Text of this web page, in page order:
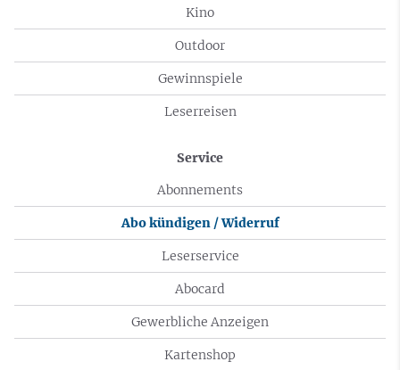
Kino
Outdoor
Gewinnspiele
Leserreisen
Service
Abonnements
Abo kündigen / Widerruf
Leserservice
Abocard
Gewerbliche Anzeigen
Kartenshop